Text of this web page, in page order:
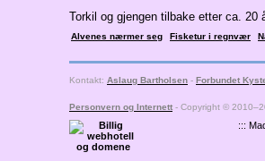
Torkil og gjengen tilbake etter ca. 20
Alvenes nærmer seg Fisketur i regnvær
Kontakt: Aslaug Bartholsen - Forbundet
Personvern og Internett - Copyright ©
:::